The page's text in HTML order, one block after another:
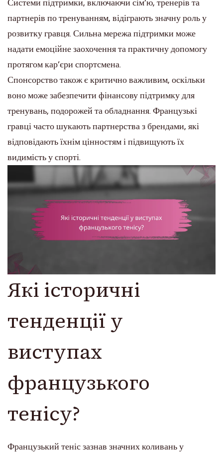
Системи підтримки, включаючи сім’ю, тренерів та
партнерів по тренуванням, відіграють значну роль у
розвитку гравця. Сильна мережа підтримки може
надати емоційне заохочення та практичну допомогу
протягом кар’єри спортсмена.
Спонсорство також є критично важливим, оскільки
воно може забезпечити фінансову підтримку для
тренувань, подорожей та обладнання. Французькі
гравці часто шукають партнерства з брендами, які
відповідають їхнім цінностям і підвищують їх
видимість у спорті.
Які історичні
тенденції у
виступах
французького
тенісу?
Французький теніс зазнав значних коливань у